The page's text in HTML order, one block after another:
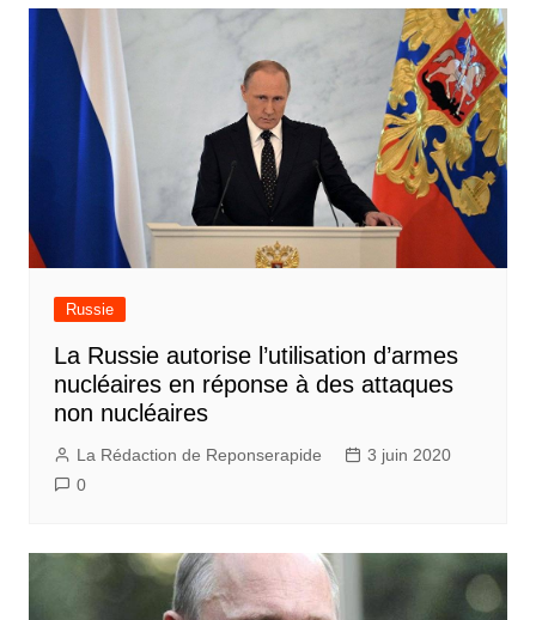
Russie
La Russie autorise l’utilisation d’armes
nucléaires en réponse à des attaques
non nucléaires
La Rédaction de Reponserapide
3 juin 2020
0